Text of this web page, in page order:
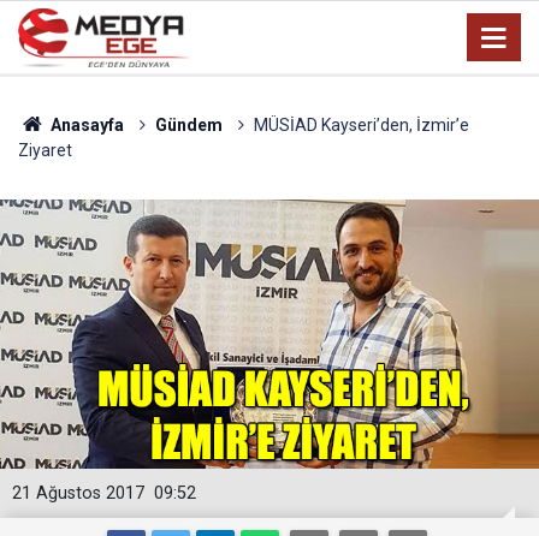
Anasayfa Gündem
MÜSİAD Kayseri’den, İzmir’e
Ziyaret
09:52
21 Ağustos 2017